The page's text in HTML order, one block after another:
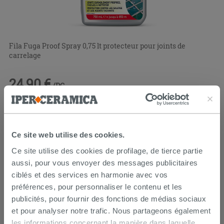
Ce site web utilise des cookies.
Ce site utilise des cookies de profilage, de tierce partie
aussi, pour vous envoyer des messages publicitaires
ciblés et des services en harmonie avec vos
préférences, pour personnaliser le contenu et les
publicités, pour fournir des fonctions de médias sociaux
et pour analyser notre trafic. Nous partageons également
Fila Fuga Proof Spray 0,75 lt protecteur pour joints de
carrelage
24,90 € /PC